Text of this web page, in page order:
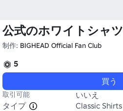
公式のホワイトシャツ
制作: BIGHEAD Official Fan Club
5
買う
取引可能
いいえ
タイプ
Classic Shirts